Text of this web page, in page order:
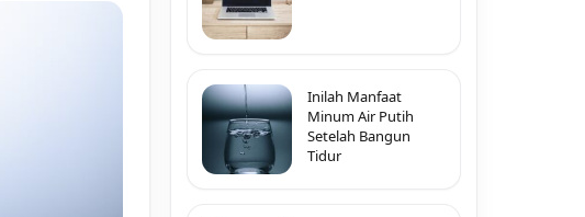
Inilah Manfaat
Minum Air Putih
Setelah Bangun
Tidur